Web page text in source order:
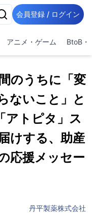
会員登録 / ログイン
アニメ・ゲーム BtoB・
のうちに「変
ないこと」と
アトピタ」ス
けする、助産
応援メッセー
丹平製薬株式会社